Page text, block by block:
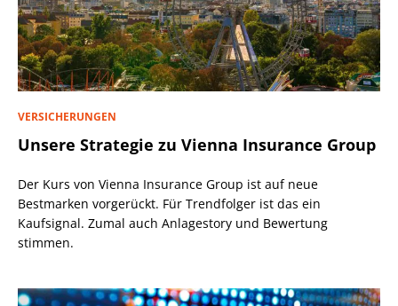
VERSICHERUNGEN
Unsere Strategie zu Vienna Insurance Group
Der Kurs von Vienna Insurance Group ist auf neue
Bestmarken vorgerückt. Für Trendfolger ist das ein
Kaufsignal. Zumal auch Anlagestory und Bewertung
stimmen.